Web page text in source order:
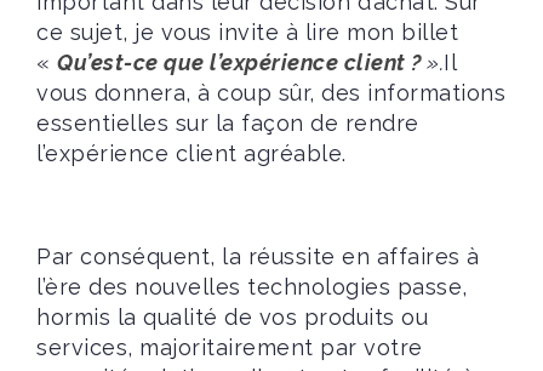
ce sujet, je vous invite à lire mon billet
« Qu’est-ce que l’expérience client ?».Il
vous donnera, à coup sûr, des informations
essentielles sur la façon de rendre
l’expérience client agréable.
Par conséquent, la réussite en affaires à
l’ère des nouvelles technologies passe,
hormis la qualité de vos produits ou
services, majoritairement par votre